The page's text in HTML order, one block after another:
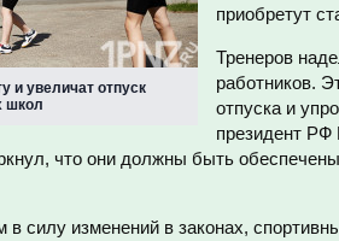
и увеличат отпуск
школ
приобретут
Тренеров
работников.
отпуска и
президент
что они должны быть
в силу изменений в законах,